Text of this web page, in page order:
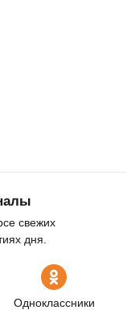
свежих
дня.
Одноклассники